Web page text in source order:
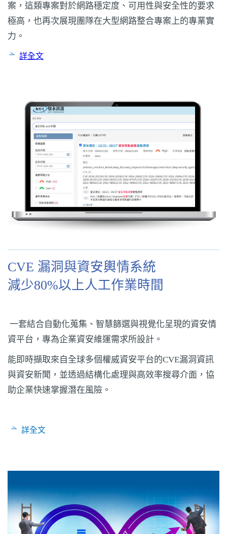
案，這類專案對於網路穩定度、可用性與安全性的要求
極高，也再次展現團隊在大型網路整合專案上的專業實
力。
詳全文
CVE 漏洞與資安輿情系統
減少80%以上人工作業時間
一套結合自動化蒐集、智慧篩選與視覺化呈現的資安情
資平台，專為企業資安維運需求所設計。
能即時擷取來自全球多個權威資安平台的CVE漏洞資訊
與資安新聞，並透過結構化處理與高效率搜尋介面，協
助企業快速掌握潛在風險。
詳全文